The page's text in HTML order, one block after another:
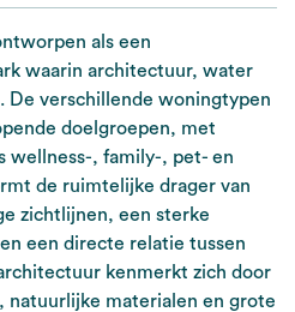
als een
waarin architectuur, water
De verschillende woningtypen
doelgroepen, met
wellness-, family-, pet- en
de ruimtelijke drager van
zichtlijnen, een sterke
een directe relatie tussen
kenmerkt zich door
natuurlijke materialen en grote